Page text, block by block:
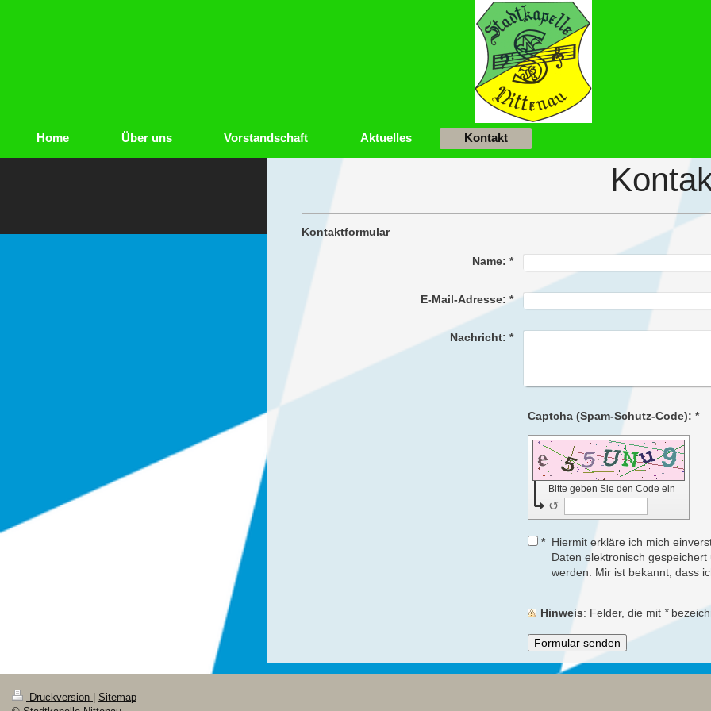
Home Über uns Vorstandschaft Aktuelles Kontakt
Kontaktformular
Name: *
E-Mail-Adresse: *
Nachricht: *
Captcha (Spam-Schutz-Code): *
Bitte geben Sie den Code ein
↺
* Hiermit erkläre ich mich
Daten elektronisch
werden. Mir ist bekannt, dass
Hinweis : Felder, die mit *
Druckversion
Sitemap